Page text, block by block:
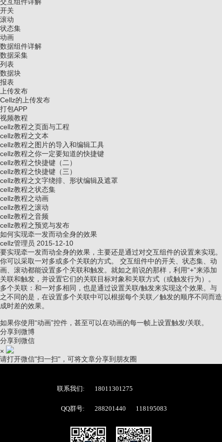
开关
滚动
状态集
动画
数据组件详解
数据采集
列表
数据块
报表
上传发布
Cellz的上传发布
打包APP
视频教程
cellz教程之页面与工程
cellz教程之文本
cellz教程之图片的导入和编辑工具
cellz教程之你一定要知道的快捷键
cellz教程之快捷键（二）
cellz教程之快捷键（三）
cellz教程之文字绕排、形状编辑及遮罩
cellz教程之状态集
cellz教程之动画
cellz教程之滚动
cellz教程之音频
cellz教程之预览与发布
如何实现牵一发而动全身的效果
cellz管理员 2015-12-10
要实现牵一发而动全身的效果，主要还是通过对交互组件的设置来实现。
你可以采取一对多或多个关联的方式。 交互组件中的开关、状态集、动
画、滚动都能设置多个关联和触发。就如之前说的那样，利用“+”来添加
关联和触发，并设置它们的关联目标对象和关联方式（或触发行为）。
多个关联：和一对多相同，也是通过设置关联/触发来实现这个效果。与
之不同的是，在设置多个关联中可以根据每个关联／触发的顺序不同而造
成时差的效果。
如果你使用“动画”控件，甚至可以在动画的每一帧上设置触发/关联。
分享到微博
分享到微信
×
请打开微信"扫一扫"，可将文章分享到朋友圈
联系我们: 18011301275
QQ群号: 288201440 118195083